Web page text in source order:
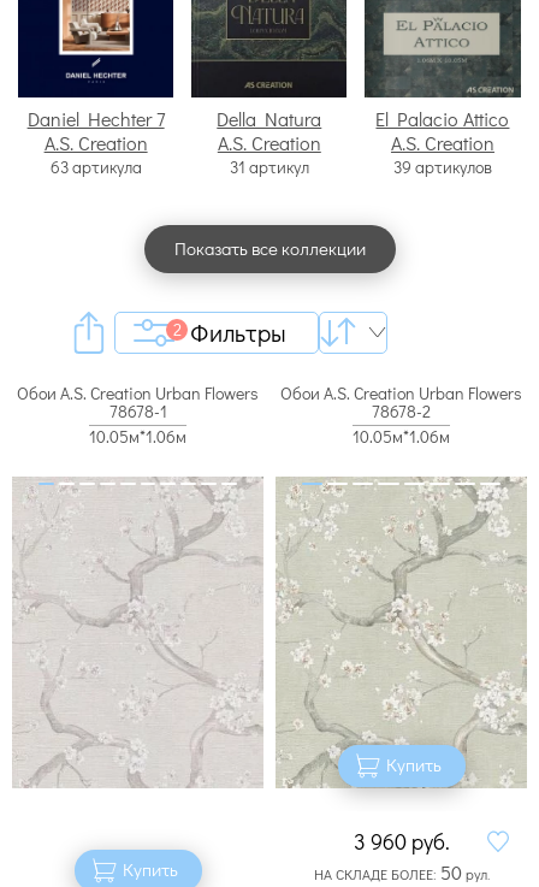
Daniel Hechter 7
A.S. Creation
63 артикула
Della Natura
A.S. Creation
31 артикул
El Palacio Attico
A.S. Creation
39 артикулов
Показать все коллекции
Фильтры
2
Обои A.S. Creation Urban Flowers
78678-1
10.05м*1.06м
Купить
Обои A.S. Creation Urban Flowers
78678-2
10.05м*1.06м
Купить
3 960 руб.
НА СКЛАДЕ БОЛЕЕ: 50рул.